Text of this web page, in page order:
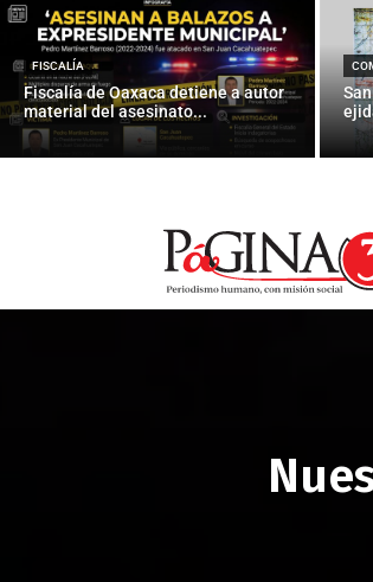
FISCALÍA
Fiscalía de Oaxaca detiene a autor
material del asesinato...